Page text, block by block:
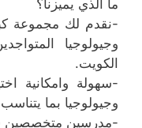
ما الذي يميزنا؟
-نقدم لك مجموعة
وجيولوجيا
الكويت.
-سهولة وامكانية
وجيولوجيا بما
-مدرسين متخصصين